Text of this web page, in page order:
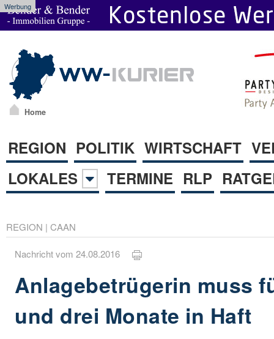
Werbung
Home
REGION POLITIK WIRTSCHAFT
LOKALES
TERMINE RLP
REGION | CAAN
Nachricht vom 24.08.2016
Anlagebetrügerin muss
und drei Monate in Haft